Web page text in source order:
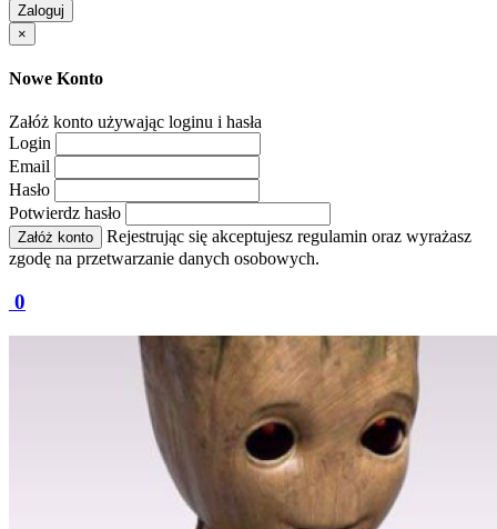
Zaloguj
×
Nowe Konto
Załóż konto używając loginu i hasła
Login
Email
Hasło
Potwierdz hasło
Załóż konto
Rejestrując się akceptujesz regulamin oraz wyrażasz
zgodę na przetwarzanie danych osobowych.
0